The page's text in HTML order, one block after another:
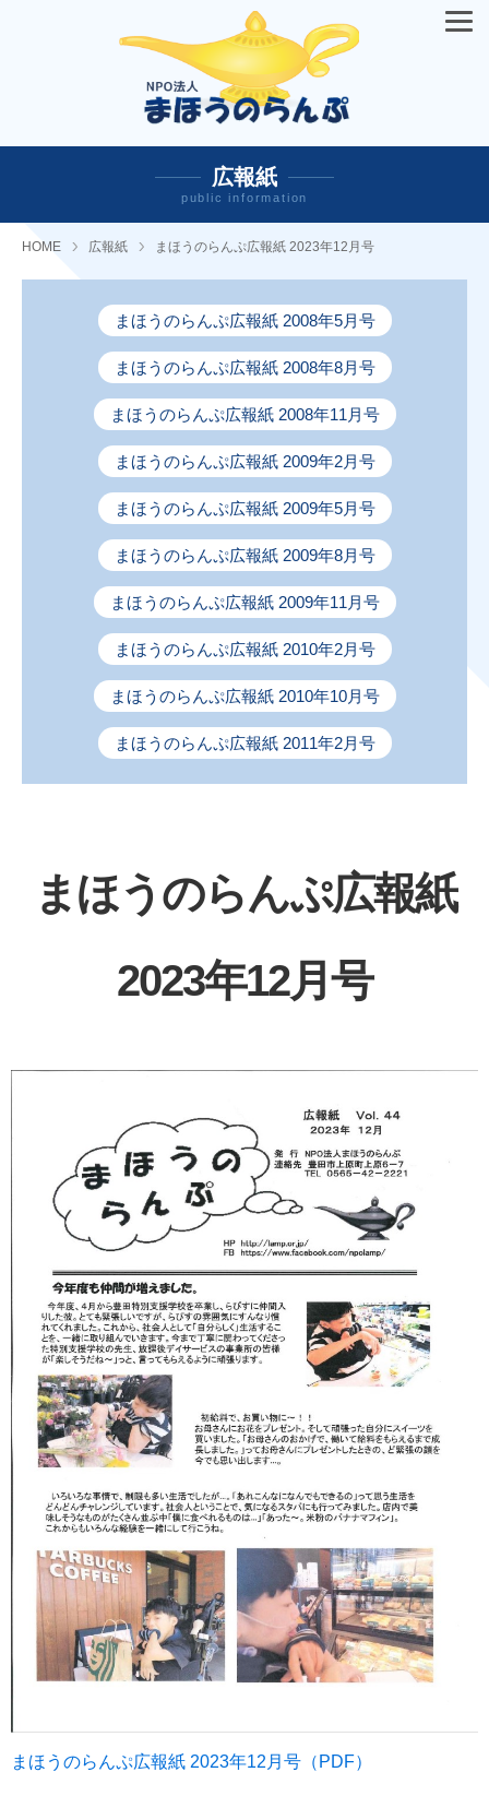
広報紙
public information
HOME 広報紙 まほうのらんぷ広報紙 2023年12月号
まほうのらんぷ広報紙 2008年5月号
まほうのらんぷ広報紙 2008年8月号
まほうのらんぷ広報紙 2008年11月号
まほうのらんぷ広報紙 2009年2月号
まほうのらんぷ広報紙 2009年5月号
まほうのらんぷ広報紙 2009年8月号
まほうのらんぷ広報紙 2009年11月号
まほうのらんぷ広報紙 2010年2月号
まほうのらんぷ広報紙 2010年10月号
まほうのらんぷ広報紙 2011年2月号
まほうのらんぷ広報紙
2023年12月号
まほうのらんぷ広報紙 2023年12月号（PDF）